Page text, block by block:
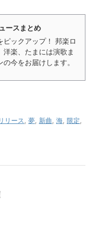
ースまとめ
ピックアップ！ 邦楽ロ
洋楽、たまには演歌ま
今をお届けします。
リリース 夢 新曲 海 限定